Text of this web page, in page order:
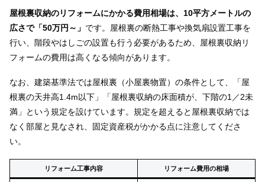
屋根裏収納のリフォームにかかる費用相場は、10平方メートルの
広さで「50万円～」 です。屋根裏の断熱工事や換気扇設置工事を
行い、階段やはしごの設置も行う必要があるため、屋根裏収納リ
フォームの費用は高くなる傾向があります。
なお、建築基準法では屋根裏（小屋裏物置）の条件として、「屋
根裏の天井高1.4m以下」「屋根裏収納の床面積が、下階の1／2未
満」という規定を設けています。規定を超えると屋根裏収納では
なく部屋と見なされ、固定資産税がかかる点に注意してくださ
い。
リフォーム工事内容 リフォーム費用の相場